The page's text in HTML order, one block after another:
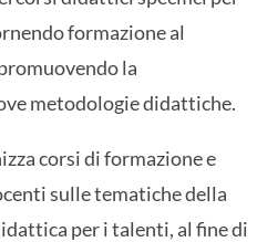
formazione al
la
metodologie didattiche.
corsi di formazione e
sulle tematiche della
per i talenti, al fine di